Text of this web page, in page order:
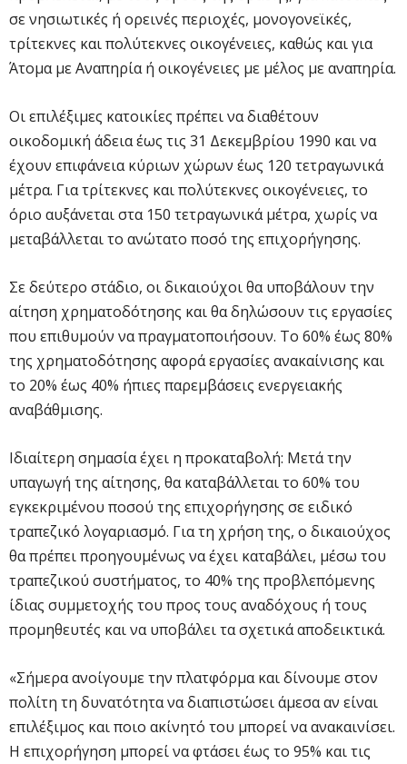
σε νησιωτικές ή ορεινές περιοχές, μονογονεϊκές,
τρίτεκνες και πολύτεκνες οικογένειες, καθώς και για
Άτομα με Αναπηρία ή οικογένειες με μέλος με αναπηρία.
Οι επιλέξιμες κατοικίες πρέπει να διαθέτουν
οικοδομική άδεια έως τις 31 Δεκεμβρίου 1990 και να
έχουν επιφάνεια κύριων χώρων έως 120 τετραγωνικά
μέτρα. Για τρίτεκνες και πολύτεκνες οικογένειες, το
όριο αυξάνεται στα 150 τετραγωνικά μέτρα, χωρίς να
μεταβάλλεται το ανώτατο ποσό της επιχορήγησης.
Σε δεύτερο στάδιο, οι δικαιούχοι θα υποβάλουν την
αίτηση χρηματοδότησης και θα δηλώσουν τις εργασίες
που επιθυμούν να πραγματοποιήσουν. Το 60% έως 80%
της χρηματοδότησης αφορά εργασίες ανακαίνισης και
το 20% έως 40% ήπιες παρεμβάσεις ενεργειακής
αναβάθμισης.
Ιδιαίτερη σημασία έχει η προκαταβολή: Μετά την
υπαγωγή της αίτησης, θα καταβάλλεται το 60% του
εγκεκριμένου ποσού της επιχορήγησης σε ειδικό
τραπεζικό λογαριασμό. Για τη χρήση της, ο δικαιούχος
θα πρέπει προηγουμένως να έχει καταβάλει, μέσω του
τραπεζικού συστήματος, το 40% της προβλεπόμενης
ίδιας συμμετοχής του προς τους αναδόχους ή τους
προμηθευτές και να υποβάλει τα σχετικά αποδεικτικά.
«Σήμερα ανοίγουμε την πλατφόρμα και δίνουμε στον
πολίτη τη δυνατότητα να διαπιστώσει άμεσα αν είναι
επιλέξιμος και ποιο ακίνητό του μπορεί να ανακαινίσει.
Η επιχορήγηση μπορεί να φτάσει έως το 95% και τις